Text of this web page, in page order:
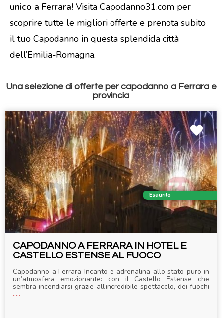
unico a Ferrara! Visita Capodanno31.com per
scoprire tutte le migliori offerte e prenota subito
il tuo Capodanno in questa splendida città
dell’Emilia-Romagna.
Una selezione di offerte per capodanno a Ferrara e
provincia
Esaurito
CAPODANNO A FERRARA IN HOTEL E
CASTELLO ESTENSE AL FUOCO
Capodanno a Ferrara Incanto e adrenalina allo stato puro in
un’atmosfera emozionante: con il Castello Estense che
sembra incendiarsi grazie all’incredibile spettacolo, dei fuochi
.....